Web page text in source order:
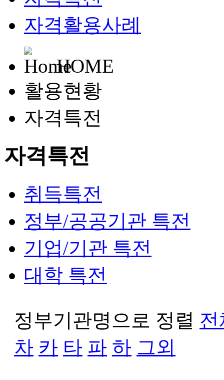
자격활용사례
HOME
활용현황
자격특전
자격특전
취득특전
정부/공공기관 특전
기업/기관 특전
대학 특전
정부기관명으로 정렬 전
차 카 타 파 하 그외